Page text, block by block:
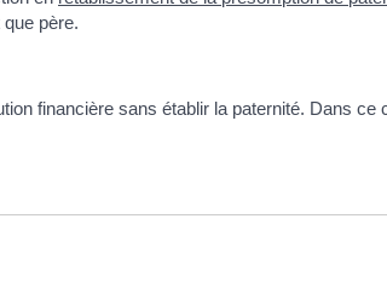
père.
financière sans établir la paternité. Dans ce